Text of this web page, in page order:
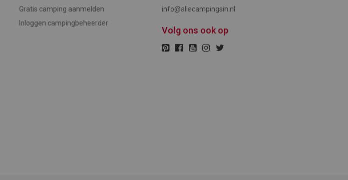
Gratis camping aanmelden
Inloggen campingbeheerder
info@allecampingsin.nl
Volg ons ook op